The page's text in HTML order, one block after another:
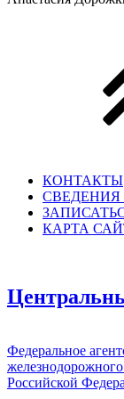
КОНТАКТЫ
СВЕДЕНИЯ
КАРТА
Федеральное
железнодорожного
Российской